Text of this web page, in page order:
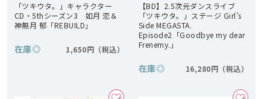
「ツキウタ。」キャラクター
CD・5thシーズン3 如月 恋＆
神無月 郁「REBUILD」
在庫◎ 1,650円
【BD】2.5次元ダンスライブ
「ツキウタ。」ステージ Girl’s
Side MEGASTA.
Episode2「Goodbye my dear
Frenemy.」
在庫◎ 16,280円